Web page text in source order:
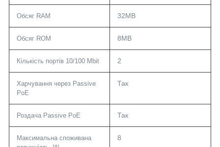
Обсяг RAM 32MB
Обсяг ROM 8MB
Кількість портів 10/100 Mbit 2
Харчування через Passive
PoE
Так
Роздача Passive PoE Так
Максимальна споживана
8